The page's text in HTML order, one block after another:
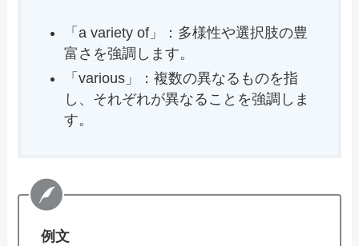
「a variety of」：多様性や選択肢の豊
富さを強調します。
「various」：複数の異なるものを指
し、それぞれが異なることを強調しま
す。
例文